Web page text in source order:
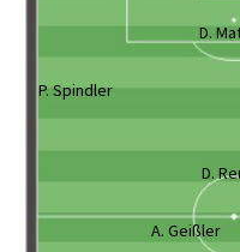
D.
P. Spindler
D.
A. Geißler